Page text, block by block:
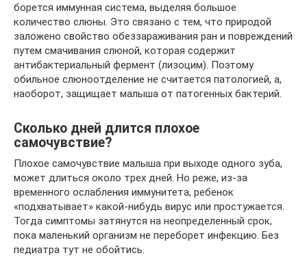
борется иммунная система, выделяя большое
количество слюны. Это связано с тем, что природой
заложено свойство обеззараживания ран и повреждений
путем смачивания слюной, которая содержит
антибактериальный фермент (лизоцим). Поэтому
обильное слюноотделение не считается патологией, а,
наоборот, защищает малыша от патогенных бактерий.
Сколько дней длится плохое
самочувствие?
Плохое самочувствие малыша при выходе одного зуба,
может длиться около трех дней. Но реже, из-за
временного ослабления иммунитета, ребенок
«подхватывает» какой-нибудь вирус или простужается.
Тогда симптомы затянутся на неопределенный срок,
пока маленький организм не переборет инфекцию. Без
педиатра тут не обойтись.